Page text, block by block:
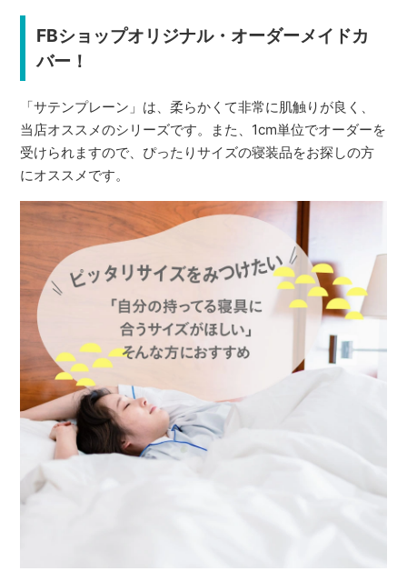
FBショップオリジナル・オーダーメイドカ
バー！
「サテンプレーン」は、柔らかくて非常に肌触りが良く、
当店オススメのシリーズです。また、1cm単位でオーダーを
受けられますので、ぴったりサイズの寝装品をお探しの方
にオススメです。